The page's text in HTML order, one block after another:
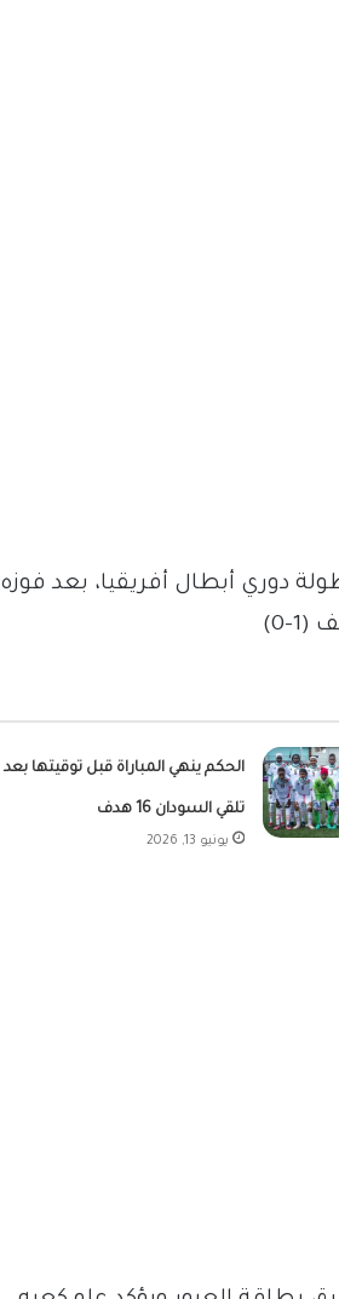
دوري أبطال أفريقيا، بعد فوزه
0)
الحكم ينهي المباراة قبل توقيتها بعد
تلقي السودان 16 هدف
يونيو 13, 2026